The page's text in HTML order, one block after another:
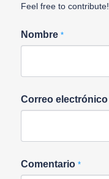
Feel free to contribute!
Nombre *
Correo electrónico
Comentario *